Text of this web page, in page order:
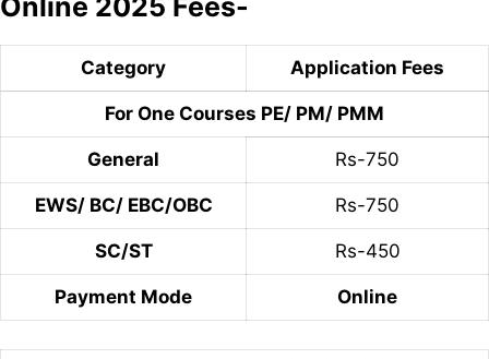
Online 2025 Fees-
Category Application Fees
For One Courses PE/ PM/ PMM
General Rs-750
EWS/ BC/ EBC/OBC Rs-750
SC/ST Rs-450
Payment Mode Online